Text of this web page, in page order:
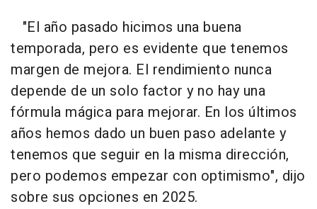
"El año pasado hicimos una buena
temporada, pero es evidente que tenemos
margen de mejora. El rendimiento nunca
depende de un solo factor y no hay una
fórmula mágica para mejorar. En los últimos
años hemos dado un buen paso adelante y
tenemos que seguir en la misma dirección,
pero podemos empezar con optimismo", dijo
sobre sus opciones en 2025.